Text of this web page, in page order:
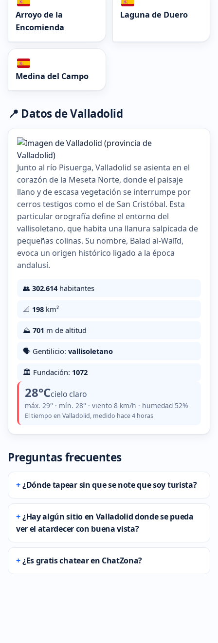
Arroyo de la
Encomienda
Laguna de Duero
Medina del Campo
📍 Datos de Valladolid
Junto al río Pisuerga, Valladolid se asienta en el
corazón de la Meseta Norte, donde el paisaje
llano y de escasa vegetación se interrumpe por
cerros testigos como el de San Cristóbal. Esta
particular orografía define el entorno del
vallisoletano, que habita una llanura salpicada de
pequeñas colinas. Su nombre, Balad al-Walīd,
evoca un origen histórico ligado a la época
andalusí.
👥 302.614habitantes
📐 198 km²
⛰️ 701 m de altitud
🗣️ Gentilicio: vallisoletano
🏛️ Fundación: 1072
28°Ccielo claro
máx. 29° · mín. 28° · viento 8 km/h · humedad 52%
El tiempo en Valladolid, medido hace 4 horas
Preguntas frecuentes
¿Dónde tapear sin que se note que soy turista?
¿Hay algún sitio en Valladolid donde se pueda
ver el atardecer con buena vista?
¿Es gratis chatear en ChatZona?